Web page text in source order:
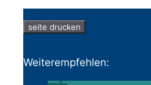
seite drucken
Weiterempfehlen: